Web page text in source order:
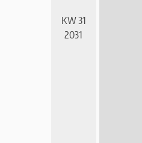
KW 31
2031